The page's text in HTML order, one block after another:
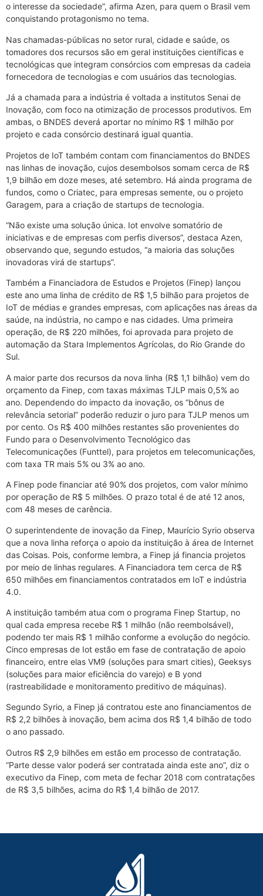
o interesse da sociedade”, afirma Azen, para quem o Brasil vem
conquistando protagonismo no tema.
Nas chamadas-públicas no setor rural, cidade e saúde, os
tomadores dos recursos são em geral instituições científicas e
tecnológicas que integram consórcios com empresas da cadeia
fornecedora de tecnologias e com usuários das tecnologias.
Já a chamada para a indústria é voltada a institutos Senai de
Inovação, com foco na otimização de processos produtivos. Em
ambas, o BNDES deverá aportar no mínimo R$ 1 milhão por
projeto e cada consórcio destinará igual quantia.
Projetos de IoT também contam com financiamentos do BNDES
nas linhas de inovação, cujos desembolsos somam cerca de R$
1,9 bilhão em doze meses, até setembro. Há ainda programa de
fundos, como o Criatec, para empresas semente, ou o projeto
Garagem, para a criação de startups de tecnologia.
“Não existe uma solução única. Iot envolve somatório de
iniciativas e de empresas com perfis diversos”, destaca Azen,
observando que, segundo estudos, “a maioria das soluções
inovadoras virá de startups”.
Também a Financiadora de Estudos e Projetos (Finep) lançou
este ano uma linha de crédito de R$ 1,5 bilhão para projetos de
IoT de médias e grandes empresas, com aplicações nas áreas da
saúde, na indústria, no campo e nas cidades. Uma primeira
operação, de R$ 220 milhões, foi aprovada para projeto de
automação da Stara Implementos Agrícolas, do Rio Grande do
Sul.
A maior parte dos recursos da nova linha (R$ 1,1 bilhão) vem do
orçamento da Finep, com taxas máximas TJLP mais 0,5% ao
ano. Dependendo do impacto da inovação, os “bônus de
relevância setorial” poderão reduzir o juro para TJLP menos um
por cento. Os R$ 400 milhões restantes são provenientes do
Fundo para o Desenvolvimento Tecnológico das
Telecomunicações (Funttel), para projetos em telecomunicações,
com taxa TR mais 5% ou 3% ao ano.
A Finep pode financiar até 90% dos projetos, com valor mínimo
por operação de R$ 5 milhões. O prazo total é de até 12 anos,
com 48 meses de carência.
O superintendente de inovação da Finep, Maurício Syrio observa
que a nova linha reforça o apoio da instituição à área de Internet
das Coisas. Pois, conforme lembra, a Finep já financia projetos
por meio de linhas regulares. A Financiadora tem cerca de R$
650 milhões em financiamentos contratados em IoT e indústria
4.0.
A instituição também atua com o programa Finep Startup, no
qual cada empresa recebe R$ 1 milhão (não reembolsável),
podendo ter mais R$ 1 milhão conforme a evolução do negócio.
Cinco empresas de Iot estão em fase de contratação de apoio
financeiro, entre elas VM9 (soluções para smart cities), Geeksys
(soluções para maior eficiência do varejo) e B yond
(rastreabilidade e monitoramento preditivo de máquinas).
Segundo Syrio, a Finep já contratou este ano financiamentos de
R$ 2,2 bilhões à inovação, bem acima dos R$ 1,4 bilhão de todo
o ano passado.
Outros R$ 2,9 bilhões em estão em processo de contratação.
“Parte desse valor poderá ser contratada ainda este ano”, diz o
executivo da Finep, com meta de fechar 2018 com contratações
de R$ 3,5 bilhões, acima do R$ 1,4 bilhão de 2017.